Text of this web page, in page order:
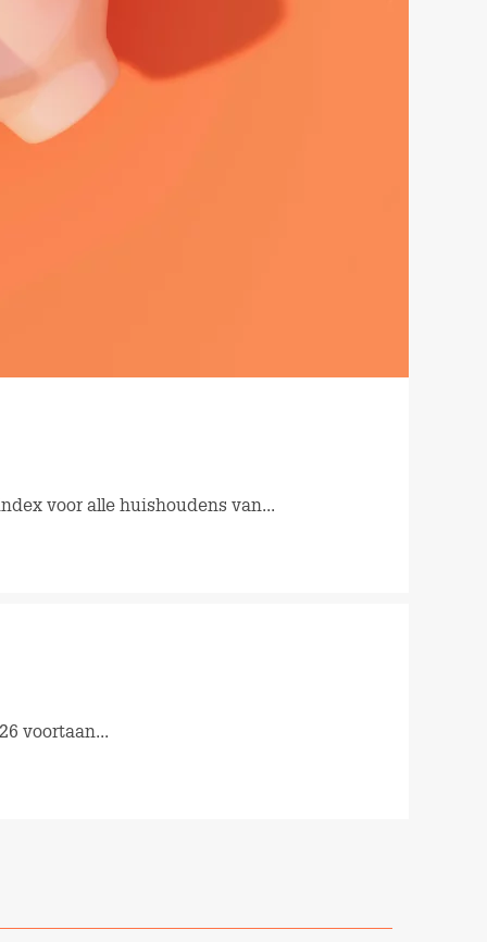
voor alle huishoudens van...
voortaan...